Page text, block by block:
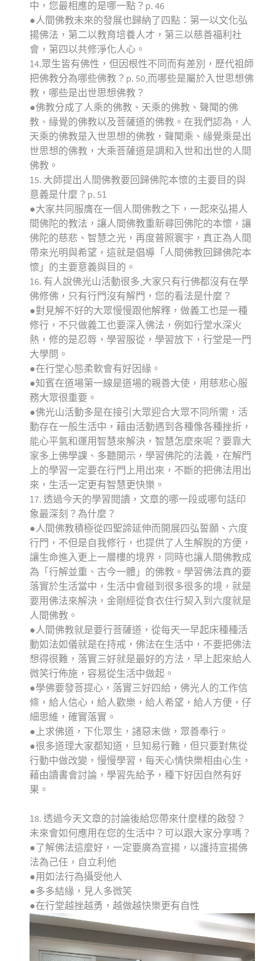
中，您最相應的是哪一點？p. 46
●人間佛教未來的發展也歸納了四點：第一以文化弘
揚佛法，第二以教育培養人才，第三以慈善福利社
會，第四以共修淨化人心。
14.眾生皆有佛性，但因根性不同而有差別，歷代祖師
把佛教分為哪些佛教？p. 50,而哪些是屬於入世思想佛
教，哪些是出世思想佛教？
●佛教分成了人乘的佛教、天乘的佛教、聲聞的佛
教、緣覺的佛教以及菩薩道的佛教。在我們認為，人
天乘的佛教是入世思想的佛教，聲聞乘、緣覺乘是出
世思想的佛教，大乘菩薩道是調和入世和出世的人間
佛教。
15. 大師提出人間佛教要回歸佛陀本懷的主要目的與
意義是什麼？p. 51
●大家共同服膺在一個人間佛教之下，一起來弘揚人
間佛陀的教法，讓人間佛教重新尋回佛陀的本懷，讓
佛陀的慈悲、智慧之光，再度普照寰宇，真正為人間
帶來光明與希望，這就是倡導「人間佛教回歸佛陀本
懷」的主要意義與目的。
16. 有人說佛光山活動很多,大家只有行佛都沒有在學
佛修佛，只有行門沒有解門，您的看法是什麼？
●對見解不好的大眾慢慢跟他解釋，做義工也是一種
修行，不只做義工也要深入佛法，例如行堂水深火
熱，修的是忍辱，學習服從，學習放下，行堂是一門
大學問。
●在行堂心態柔軟會有好因緣。
●知賓在道場第一線是道場的親善大使，用慈悲心服
務大眾很重要。
●佛光山活動多是在接引大眾迎合大眾不同所需，活
動存在一般生活中，藉由活動遇到各種像各種挫折，
能心平氣和運用智慧來解決，智慧怎麼來呢？要靠大
家多上佛學課、多聽開示，學習佛陀的法義，在解門
上的學習一定要在行門上用出來，不斷的把佛法用出
來，生活一定更有智慧更快樂。
17. 透過今天的學習閱讀，文章的哪一段或哪句話印
象最深刻？為什麼？
●人間佛教積極從四聖諦延伸而開展四弘誓願、六度
行門，不但是自我修行，也提供了人生解脫的方便，
讓生命進入更上一層樓的境界，同時也讓人間佛教成
為「行解並重、古今一體」的佛教。學習佛法真的要
落實於生活當中，生活中會碰到很多很多的境，就是
要用佛法來解決，金剛經從食衣住行契入到六度就是
人間佛教。
●人間佛教就是要行菩薩道，從每天一早起床種種活
動如法如儀就是在持戒，佛法在生活中，不要把佛法
想得很難，落實三好就是最好的方法，早上起來給人
微笑行佈施，容易從生活中做起。
●學佛要發菩提心，落實三好四給，佛光人的工作信
條，給人信心，給人歡樂，給人希望，給人方便，仔
細思維，確實落實。
●上求佛道，下化眾生，諸惡末做，眾善奉行。
●很多道理大家都知道，旦知易行難，但只要對焦從
行動中做改變，慢慢學習，每天心情快樂相由心生，
藉由讀書會討論，學習先給予，種下好因自然有好
果。
18. 透過今天文章的討論後給您帶來什麼樣的啟發？
未來會如何應用在您的生活中？可以跟大家分享嗎？
●了解佛法這麼好，一定要廣為宣揚，以護持宣揚佛
法為己任，自立利他
●用如法行為攝受他人
●多多結緣，見人多微笑
●在行堂越挫越勇，越做越快樂更有自性